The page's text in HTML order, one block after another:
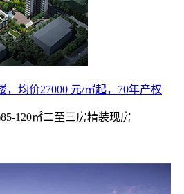
，均价27000 元/㎡起，70年产权
120㎡二至三房精装现房